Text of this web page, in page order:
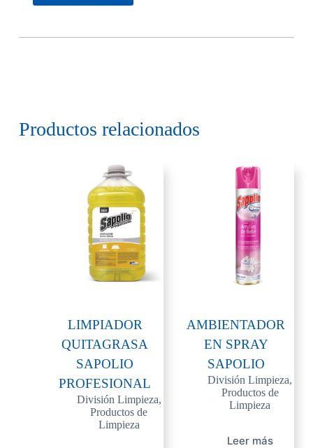
Productos relacionados
LIMPIADOR
QUITAGRASA
SAPOLIO
PROFESIONAL
División Limpieza,
Productos de
Limpieza
AMBIENTADOR
EN SPRAY
SAPOLIO
División Limpieza,
Productos de
Limpieza
Leer más